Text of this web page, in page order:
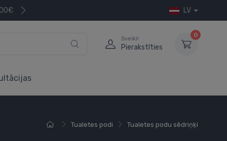
LV
Sveiki!
Pierakstīties
0
Tualetes podi Tualetes podu sēdriņķi